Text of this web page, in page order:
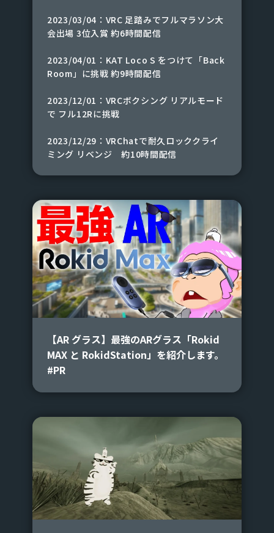
2023/03/04：VRC 足踏みでフルマラソン大
会出場 3位入賞 約6時間配信
2023/04/01：KAT Loco S をつけて「Back
Room」に挑戦 約9時間配信
2023/12/01：VRCボクシング リアルモード
で フル12Rに挑戦
2023/12/29：VRChatで耐久ロッククライ
ミング リベンジ 約10時間配信
【AR グラス】最強のARグラス「Rokid
MAX と RokidStation」を紹介します。
#PR